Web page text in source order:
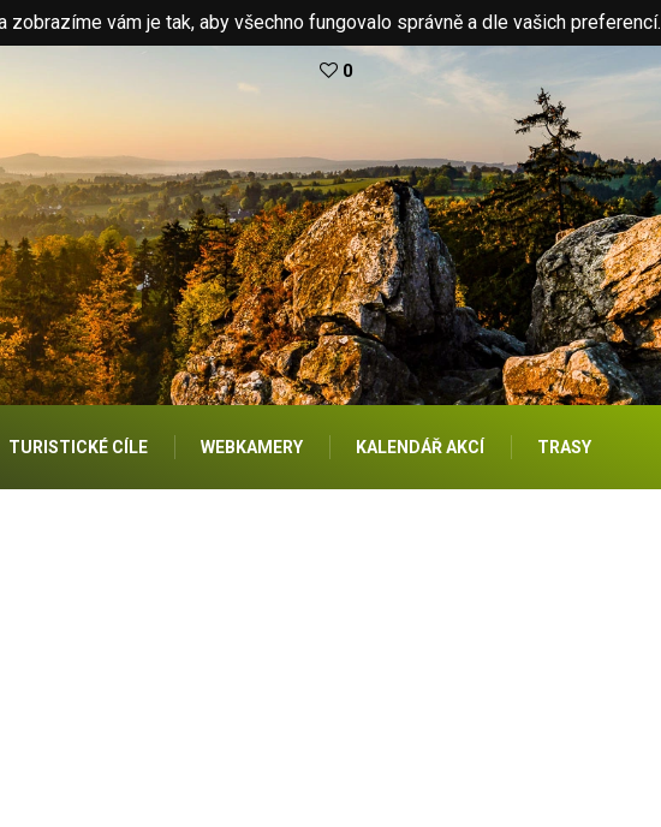
vám je tak, aby všechno fungovalo správně a dle vašich preferencí.
0
TURISTICKÉ CÍLE WEBKAMERY KALENDÁŘ AKCÍ TRASY